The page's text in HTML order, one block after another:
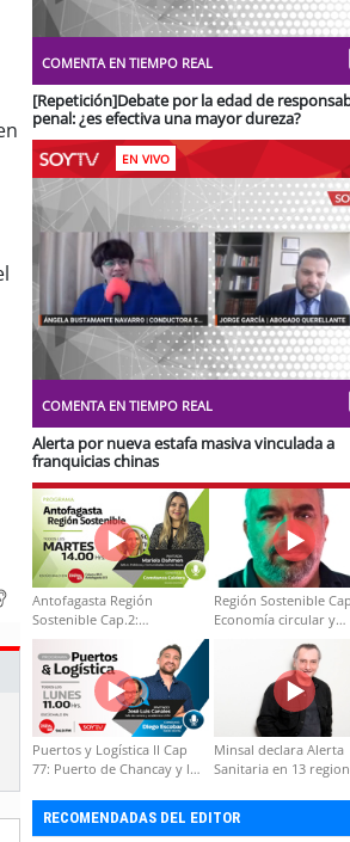
UnmuteStream
COMENTA EN TIEMPO REAL
[Repetición]Debate por la edad de
penal: ¿es efectiva una mayor dureza?
EN VIVO
UnmuteStream
COMENTA EN TIEMPO REAL
Alerta por nueva estafa masiva vinculada a
franquicias chinas
Antofagasta Región
Sostenible Cap.2:
Educación ambiental y
formación de capacidades
técnicas
Región Sostenible
Economía circular y
Puertos y Logística II Cap
77: Puerto de Chancay y la
Minsal declara Alerta
Sanitaria en 13
RECOMENDADAS DEL EDITOR